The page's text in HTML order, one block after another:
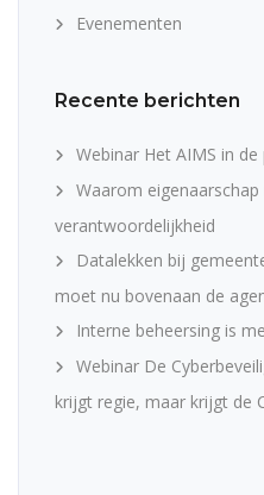
Evenementen
Recente berichten
Webinar Het AIMS in
Waarom
verantwoordelijkheid
Datalekken bij
moet nu bovenaan de
Interne beheersing is
Webinar De
krijgt regie, maar krijgt de